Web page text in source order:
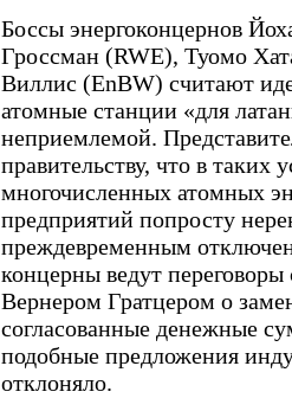
Боссы энергоконцернов
Гроссман (RWE), Туомо
Виллис (EnBW) считают
атомные станции «для
неприемлемой.
правительству, что в таких
многочисленных атомных
предприятий попросту
преждевременным
концерны ведут
Вернером Гратцером о
согласованные денежные
подобные предложения
отклоняло.